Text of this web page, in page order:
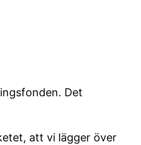
Det
att vi lägger över